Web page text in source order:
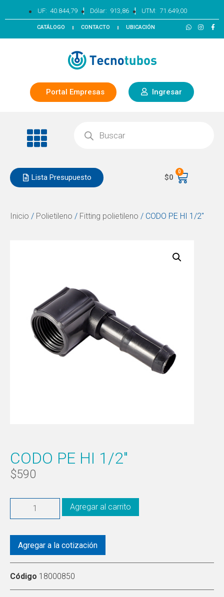
UF: 40.844,79 | Dólar: 913,86 | UTM: 71.649,00
CATÁLOGO CONTACTO UBICACIÓN
Portal Empresas Ingresar
Lista Presupuesto $0
0
Inicio / Polietileno / Fitting polietileno / CODO PE HI 1/2″
CODO PE HI 1/2″
$590
Agregar al carrito
Agregar a la cotización
Código 18000850